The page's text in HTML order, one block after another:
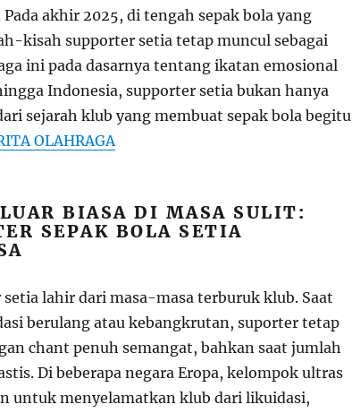
akhir 2025, di tengah sepak bola yang
kisah supporter setia tetap muncul sebagai
ini pada dasarnya tentang ikatan emosional
Indonesia, supporter setia bukan hanya
sejarah klub yang membuat sepak bola begitu
OLAHRAGA
BIASA DI MASA SULIT:
SEPAK BOLA SETIA
lahir dari masa-masa terburuk klub. Saat
berulang atau kebangkrutan, suporter tetap
chant penuh semangat, bahkan saat jumlah
Di beberapa negara Eropa, kelompok ultras
untuk menyelamatkan klub dari likuidasi,